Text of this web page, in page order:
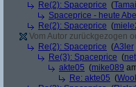
Re(2): Spaceprice (
Spaceprice - heute
Re(2): Spaceprice (
Vom Autor zurückgezogen
Re(2): Spaceprice (A3ler
Re(3): Spaceprice (
akte05 (mike089
Re: akte05 (